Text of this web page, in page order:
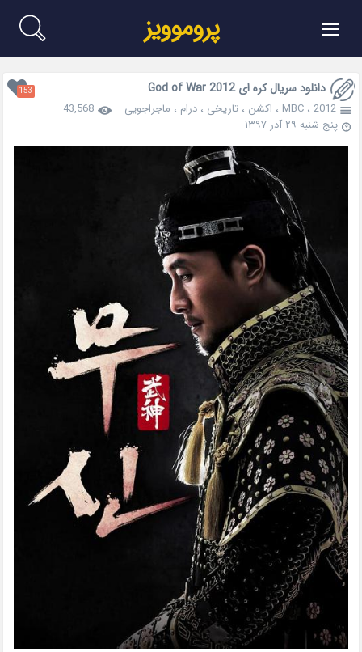
≡ پروموویز
دانلود سریال کره ای God of War 2012 153
2012 ،MBC ، اکشن ،تاریخی ،درام ، ماجراجویی
43,568
پنج شنبه ۲۹ آذر ۱۳۹۷